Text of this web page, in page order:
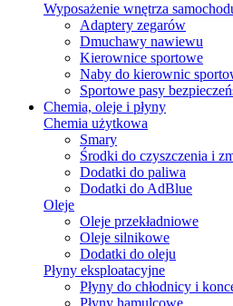
Wyposażenie wnętrza
Adaptery zegarów
Dmuchawy nawiewu
Kierownice sportowe
Naby do kierownic
Sportowe pasy
Chemia, oleje i płyny
Chemia użytkowa
Smary
Środki do czyszczenia i
Dodatki do paliwa
Dodatki do AdBlue
Oleje
Oleje przekładniowe
Oleje silnikowe
Dodatki do oleju
Płyny eksploatacyjne
Płyny do chłodnicy i
Płyny hamulcowe